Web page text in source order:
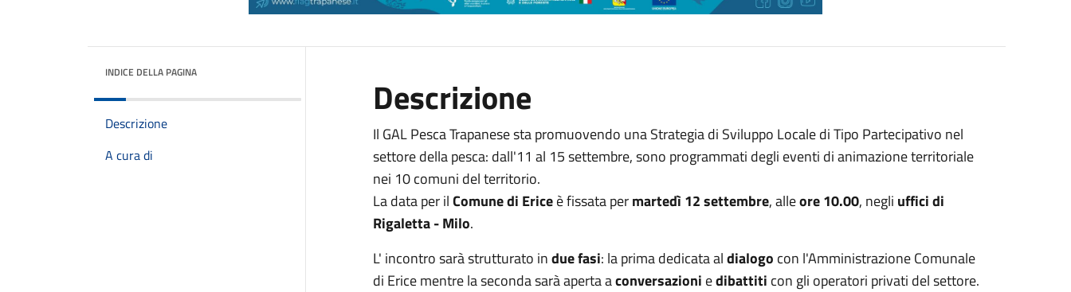
INDICE DELLA PAGINA
Descrizione
A cura di
Descrizione
Il GAL Pesca Trapanese sta promuovendo una Strategia di Sviluppo Locale di Tipo Partecipativo nel
settore della pesca: dall'11 al 15 settembre, sono programmati degli eventi di animazione territoriale
nei 10 comuni del territorio.
La data per ilComune di Ericeè fissata permartedì 12 settembre, alleore 10.00, negli uffici di
Rigaletta - Milo.
L' incontro sarà strutturato indue fasi: la prima dedicata aldialogo con l'Amministrazione Comunale
di Erice mentre la seconda sarà aperta aconversazioni edibattiti con gli operatori privati del settore.